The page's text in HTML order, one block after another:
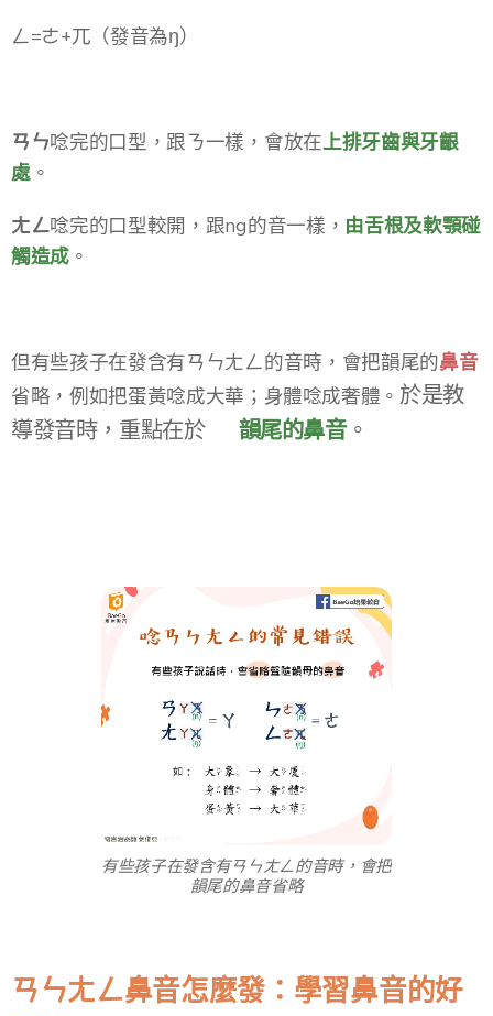
ㄥ=ㄜ+兀（發音為ŋ）​
ㄢㄣ唸完的口型，跟ㄋ一樣，會放在上排牙齒與牙齦
處。​
ㄤㄥ唸完的口型較開，跟ng的音一樣， 由舌根及軟顎碰
觸造成 。​
但有些孩子在發含有ㄢㄣㄤㄥ的音時，會把韻尾的鼻音
省略，​例如把蛋黃唸成大華；身體唸成奢體。​ 於是教
導發音時，重點在於 👉 韻尾的鼻音。​
有些孩子在發含有ㄢㄣㄤㄥ的音時，會把
韻尾的鼻音省略
ㄢㄣㄤㄥ鼻音怎麼發：學習鼻音的好